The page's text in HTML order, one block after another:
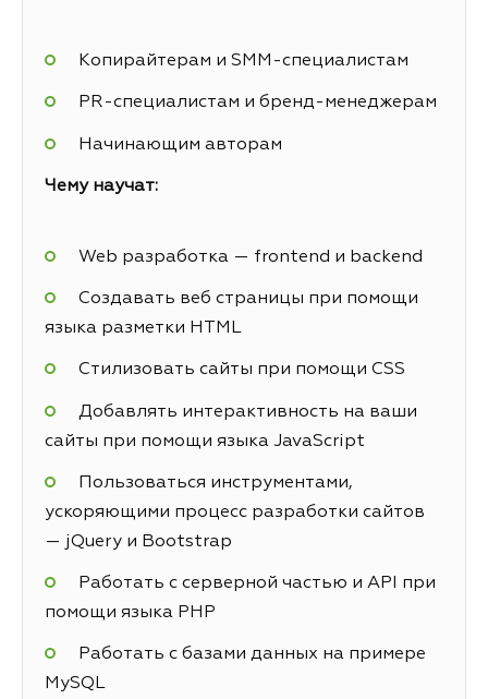
Копирайтерам и SMM-специалистам
PR-специалистам и бренд-менеджерам
Начинающим авторам
Чему научат:
Web разработка — frontend и backend
Создавать веб страницы при помощи
языка разметки HTML
Стилизовать сайты при помощи CSS
Добавлять интерактивность на ваши
сайты при помощи языка JavaScript
Пользоваться инструментами,
ускоряющими процесс разработки сайтов
— jQuery и Bootstrap
Работать с серверной частью и API при
помощи языка PHP
Работать с базами данных на примере
MySQL